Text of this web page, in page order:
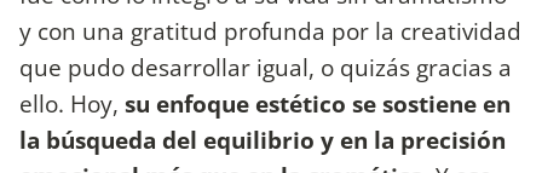
y con una gratitud profunda por la creatividad
que pudo desarrollar igual, o quizás gracias a
ello. Hoy, su enfoque estético se sostiene en
la búsqueda del equilibrio y en la precisión